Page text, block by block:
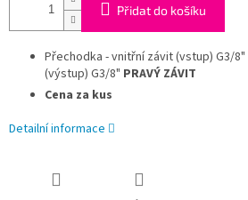
Přidat do košíku
Přechodka - vnitřní závit (vstup) G3/8"
(výstup) G3/8" PRAVÝ ZÁVIT
Cena za kus
Detailní informace